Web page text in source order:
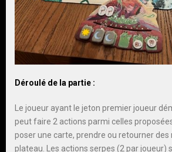
Déroulé de la partie :
Le joueur ayant le jeton premier joueur
peut faire 2 actions parmi celles
poser une carte, prendre ou retourner des
plateau. Les actions serpes (2 par joueur)